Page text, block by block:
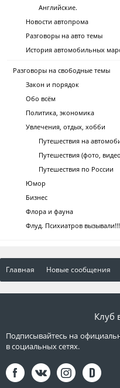
Английские.
Новости автопрома
Разговоры на авто темы
История автомобильных
Разговоры на свободные темы
Закон и порядок
Обо всём
Политика, экономика
Увлечения, отдых, хобби
Путешествия на
Путешествия (фото,
Путешествия по России
Юмор
Бизнес
Флора и фауна
Флуд. Психиатров вызывали!!!
Главная Новые сообщения
Клуб
Подписывайтесь на
в социальных сетях.